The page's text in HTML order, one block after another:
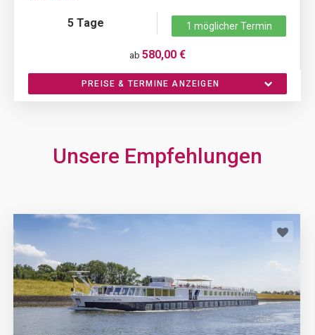
5 Tage 1 möglicher Termin
ab 580,00 €
PREISE & TERMINE ANZEIGEN
Unsere Empfehlungen